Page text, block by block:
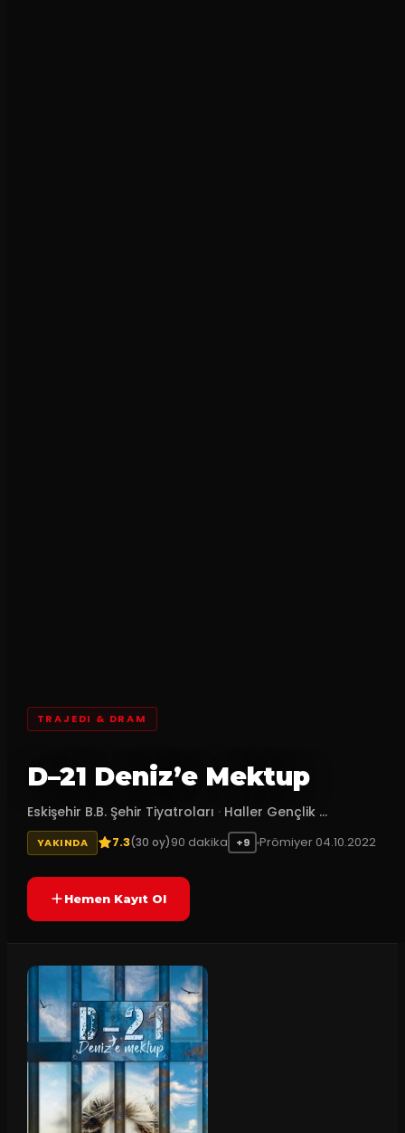
TRAJEDI & DRAM
D–21 Deniz’e Mektup
Eskişehir B.B. Şehir Tiyatroları · Haller Gençlik ...
YAKINDA 7.3(30 oy)90 dakika +9 Prömiyer 04.10.2022
Hemen Kayıt Ol